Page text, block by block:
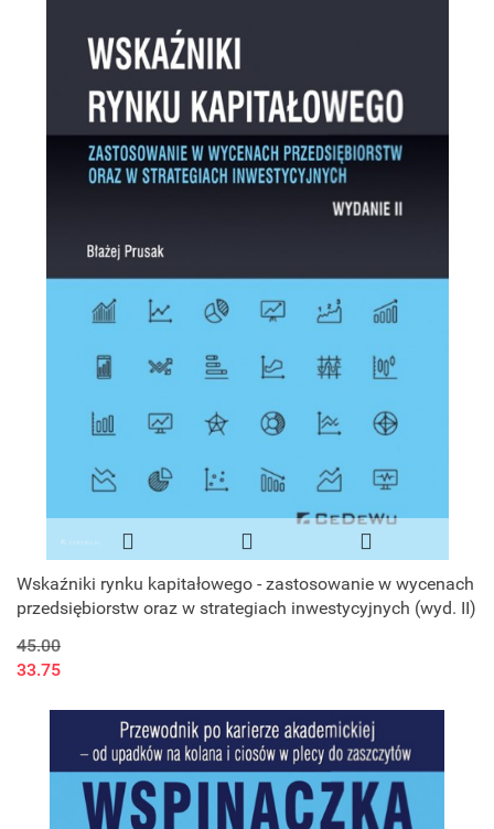
Wskaźniki rynku kapitałowego - zastosowanie w wycenach
przedsiębiorstw oraz w strategiach inwestycyjnych (wyd. II)
45.00
33.75